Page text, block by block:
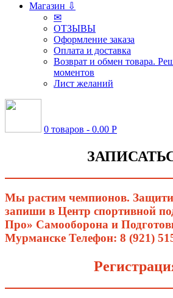
Магазин ⇩
✉
ОТЗЫВЫ
Оформление заказа
Оплата и доставка
Возврат и обмен товара.
моментов
Лист желаний
0 товаров - 0.00 Р
Мы растим чемпионов. Защити
запиши в Центр спортивной
Про» Самооборона и
Мурманске Телефон: 8 (921)